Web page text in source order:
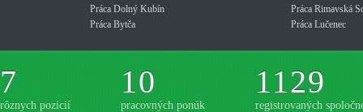
Práca Dolný Kubín
Práca Bytča
Práca Rimavská
Práca Lučenec
7
rôznych pozícií
10
pracovných ponúk
1129
registrovaných